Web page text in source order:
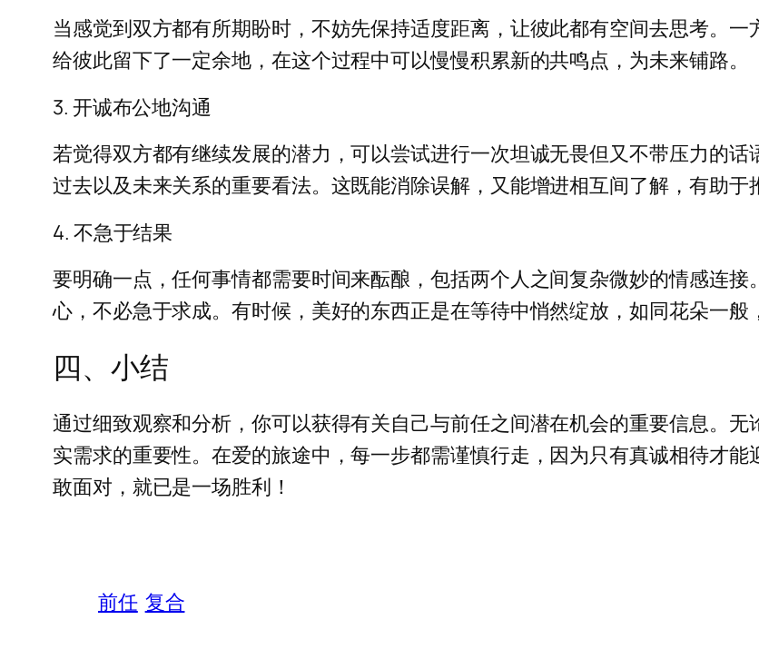
当感觉到双方都有所期盼时，不妨先保持适度距离，让彼此都有空间去思考。
给彼此留下了一定余地，在这个过程中可以慢慢积累新的共鸣点，为未来铺路。
3. 开诚布公地沟通
若觉得双方都有继续发展的潜力，可以尝试进行一次坦诚无畏但又不带压力的
过去以及未来关系的重要看法。这既能消除误解，又能增进相互间了解，有助于
4. 不急于结果
要明确一点，任何事情都需要时间来酝酿，包括两个人之间复杂微妙的情感连
心，不必急于求成。有时候，美好的东西正是在等待中悄然绽放，如同花朵一般
四、小结
通过细致观察和分析，你可以获得有关自己与前任之间潜在机会的重要信息。
实需求的重要性。在爱的旅途中，每一步都需谨慎行走，因为只有真诚相待才
敢面对，就已是一场胜利！
前任 复合